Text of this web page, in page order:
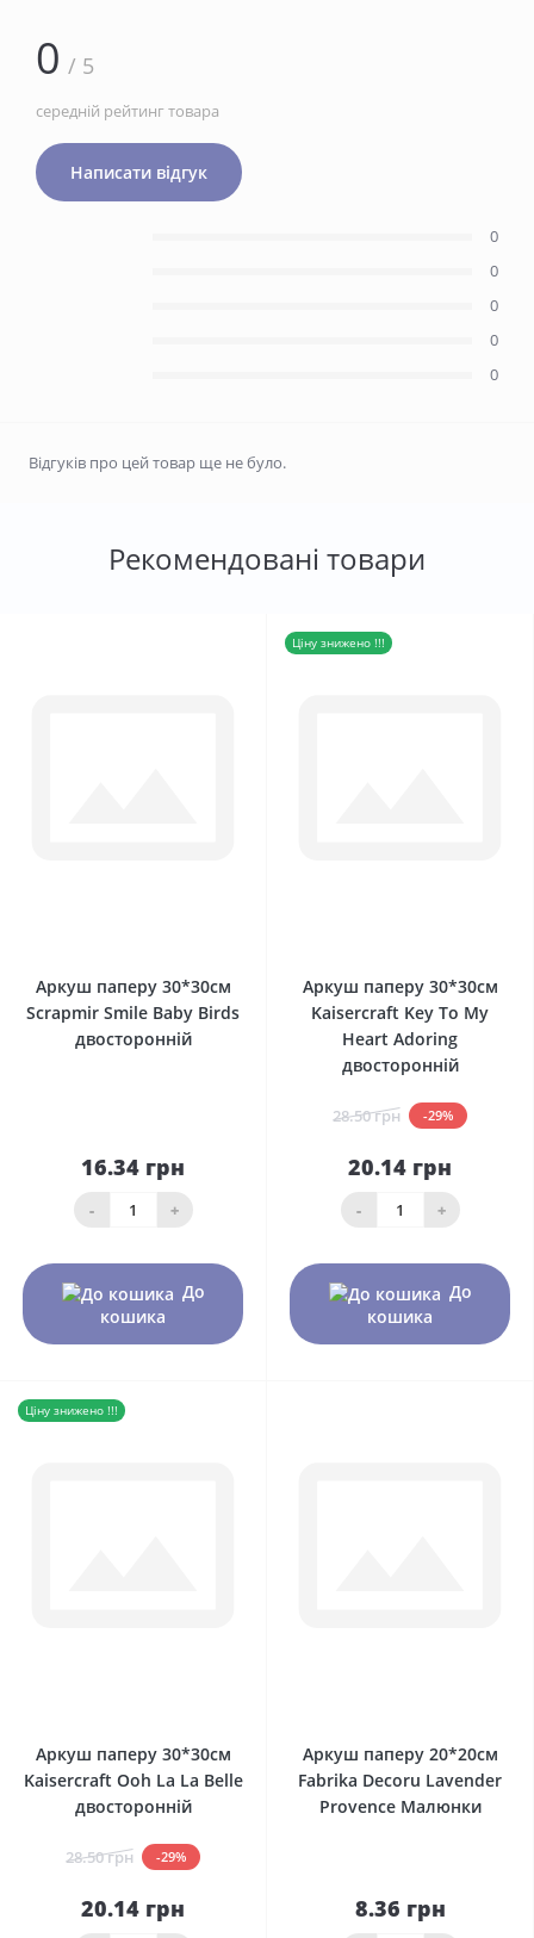
0 / 5
середній рейтинг товара
Написати відгук
0
0
0
0
0
Відгуків про цей товар ще не було.
Рекомендовані товари
Аркуш паперу 30*30см
Scrapmir Smile Baby Birds
двосторонній
16.34 грн
- +
До
кошика
Ціну знижено !!!
Аркуш паперу 30*30см
Kaisercraft Key To My
Heart Adoring
двосторонній
28.50 грн -29%
20.14 грн
- +
До
кошика
Ціну знижено !!!
Аркуш паперу 30*30см
Kaisercraft Ooh La La Belle
двосторонній
28.50 грн -29%
20.14 грн
Аркуш паперу 20*20см
Fabrika Decoru Lavender
Provence Малюнки
8.36 грн